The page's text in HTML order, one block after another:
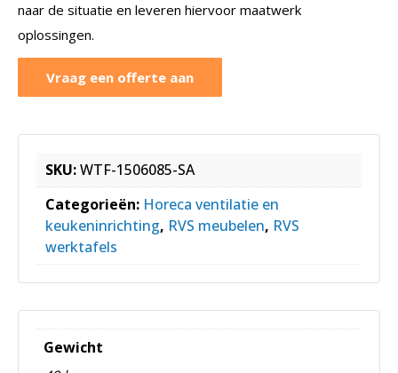
naar de situatie en leveren hiervoor maatwerk
oplossingen.
Vraag een offerte aan
SKU:WTF-1506085-SA
Categorieën: Horeca ventilatie en
keukeninrichting, RVS meubelen, RVS
werktafels
Gewicht